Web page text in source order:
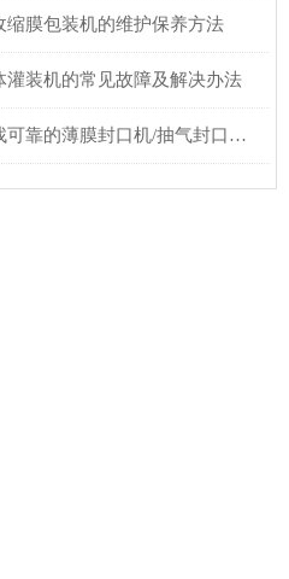
缩膜包装机的维护保养方法
灌装机的常见故障及解决办法
寻找可靠的薄膜封口机/抽气封口机/铝箔封口机供应商？上海阿依为您提供一站式解决方案